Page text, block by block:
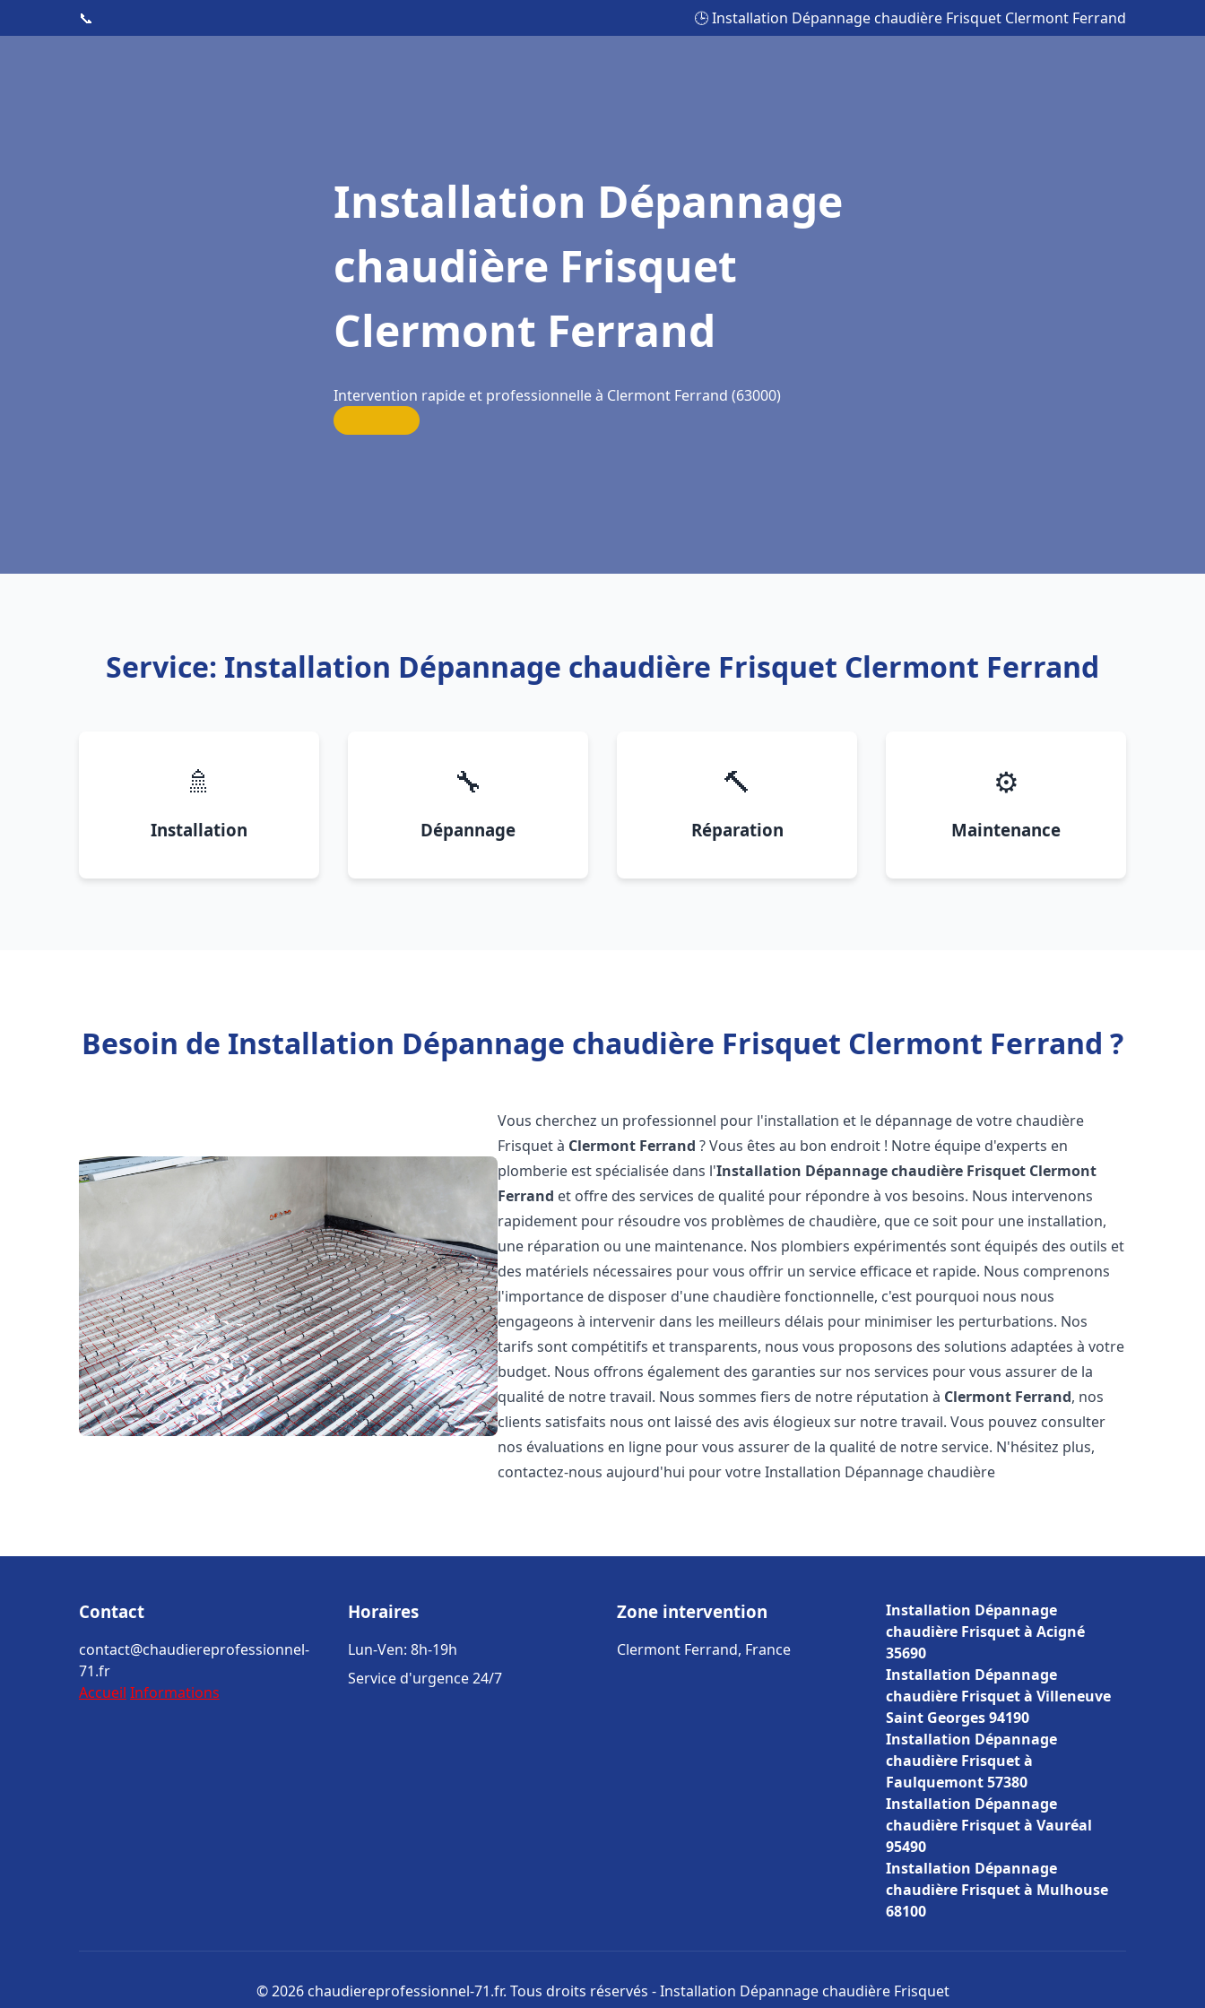
📞 🕒 Installation Dépannage chaudière Frisquet Clermont Ferrand
Installation Dépannage
chaudière Frisquet
Clermont Ferrand
Intervention rapide et professionnelle à Clermont Ferrand (63000)
Service: Installation Dépannage chaudière Frisquet Clermont Ferrand
🚿
Installation
🔧
Dépannage
🔨
Réparation
⚙️
Maintenance
Besoin de Installation Dépannage chaudière Frisquet Clermont Ferrand ?
Vous cherchez un professionnel pour l'installation et le dépannage de votre chaudière
Frisquet à Clermont Ferrand ? Vous êtes au bon endroit ! Notre équipe d'experts en
plomberie est spécialisée dans l'Installation Dépannage chaudière Frisquet Clermont
Ferrand et offre des services de qualité pour répondre à vos besoins. Nous intervenons
rapidement pour résoudre vos problèmes de chaudière, que ce soit pour une installation,
une réparation ou une maintenance. Nos plombiers expérimentés sont équipés des outils et
des matériels nécessaires pour vous offrir un service efficace et rapide. Nous comprenons
l'importance de disposer d'une chaudière fonctionnelle, c'est pourquoi nous nous
engageons à intervenir dans les meilleurs délais pour minimiser les perturbations. Nos
tarifs sont compétitifs et transparents, nous vous proposons des solutions adaptées à votre
budget. Nous offrons également des garanties sur nos services pour vous assurer de la
qualité de notre travail. Nous sommes fiers de notre réputation à Clermont Ferrand, nos
clients satisfaits nous ont laissé des avis élogieux sur notre travail. Vous pouvez consulter
nos évaluations en ligne pour vous assurer de la qualité de notre service. N'hésitez plus,
contactez-nous aujourd'hui pour votre Installation Dépannage chaudière
Contact
contact@chaudiereprofessionnel-
71.fr
Accueil Informations
Horaires
Lun-Ven: 8h-19h
Service d'urgence 24/7
Zone intervention
Clermont Ferrand, France
Installation Dépannage
chaudière Frisquet à Acigné
35690
Installation Dépannage
chaudière Frisquet à Villeneuve
Saint Georges 94190
Installation Dépannage
chaudière Frisquet à
Faulquemont 57380
Installation Dépannage
chaudière Frisquet à Vauréal
95490
Installation Dépannage
chaudière Frisquet à Mulhouse
68100
© 2026 chaudiereprofessionnel-71.fr. Tous droits réservés - Installation Dépannage chaudière Frisquet